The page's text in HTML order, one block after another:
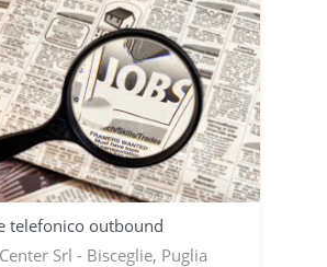
telefonico outbound
Srl - Bisceglie, Puglia